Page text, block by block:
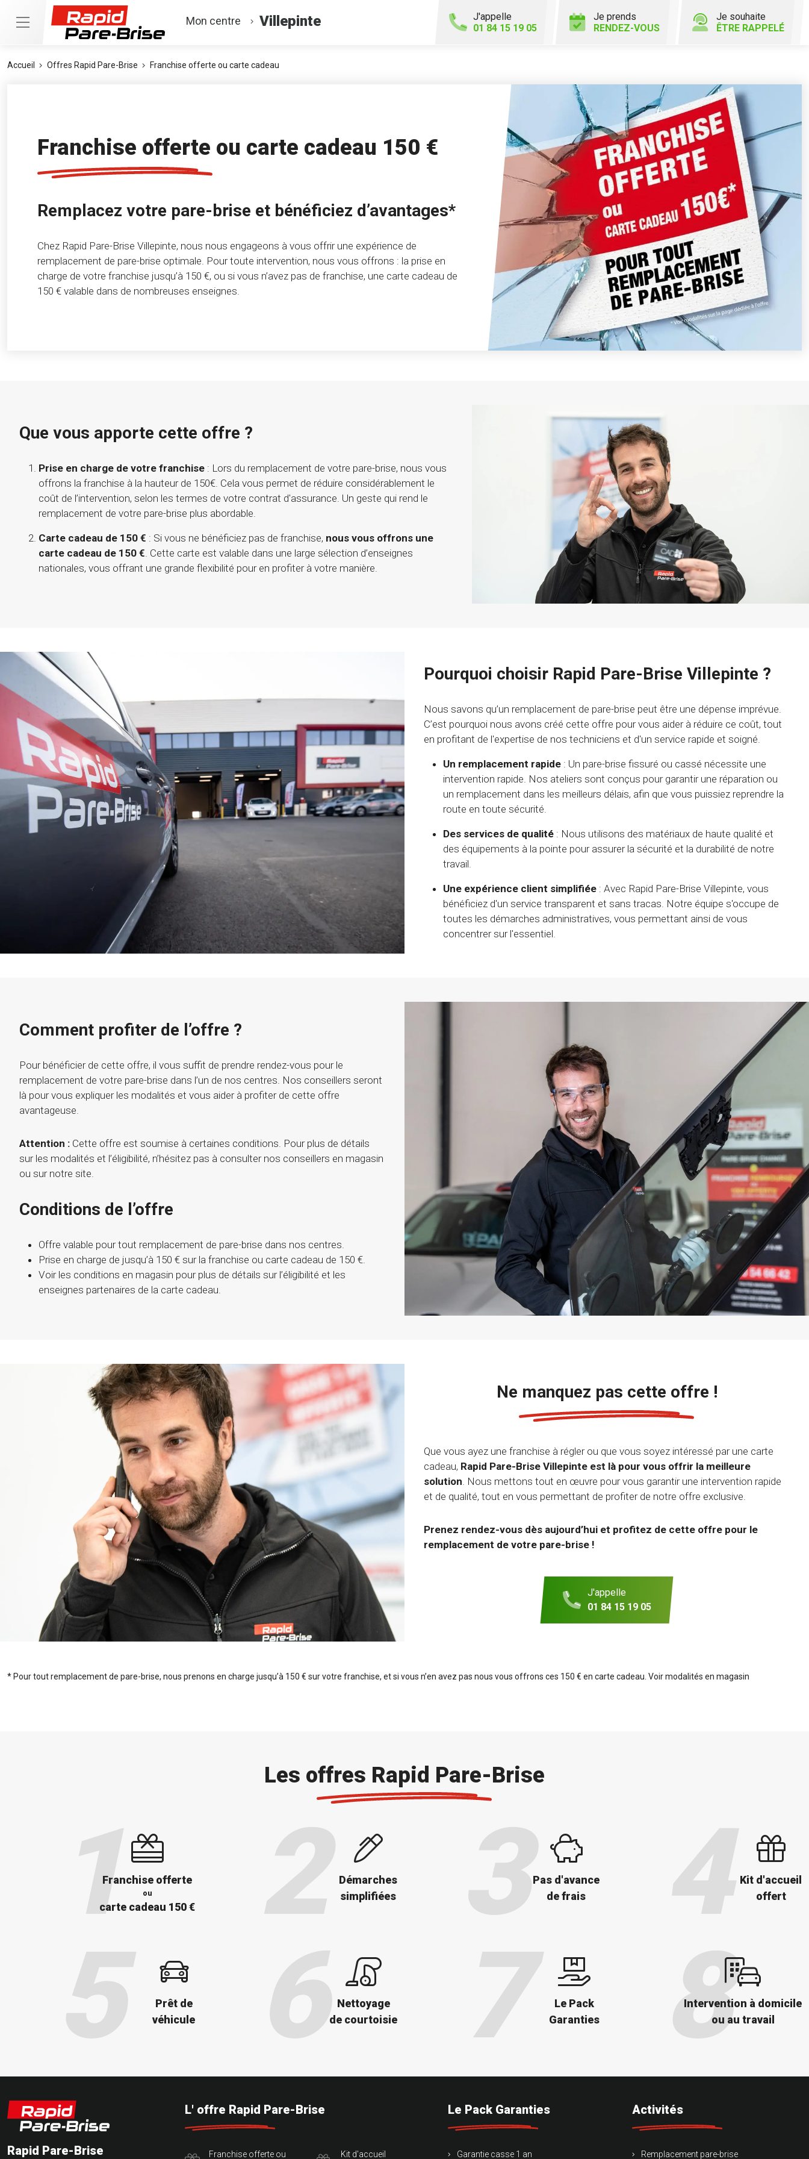
Mon centre Villepinte
J'appelle
01 84 15 19 05
Je prends
RENDEZ-VOUS
Je souhaite
ÊTRE RAPPELÉ
Accueil Offres Rapid Pare-Brise Franchise offerte ou carte cadeau
Franchise offerte ou carte cadeau 150 €
Remplacez votre pare-brise et bénéficiez d’avantages*
Chez Rapid Pare-Brise Villepinte, nous nous engageons à vous offrir une expérience de
remplacement de pare-brise optimale. Pour toute intervention, nous vous offrons : la prise en
charge de votre franchise jusqu’à 150 €, ou si vous n’avez pas de franchise, une carte cadeau de
150 € valable dans de nombreuses enseignes.
Que vous apporte cette offre ?
Prise en charge de votre franchise : Lors du remplacement de votre pare-brise, nous vous
offrons la franchise à la hauteur de 150€. Cela vous permet de réduire considérablement le
coût de l’intervention, selon les termes de votre contrat d'assurance. Un geste qui rend le
remplacement de votre pare-brise plus abordable.
Carte cadeau de 150 € : Si vous ne bénéficiez pas de franchise, nous vous offrons une
carte cadeau de 150 €. Cette carte est valable dans une large sélection d’enseignes
nationales, vous offrant une grande flexibilité pour en profiter à votre manière.
Pourquoi choisir Rapid Pare-Brise Villepinte ?
Nous savons qu’un remplacement de pare-brise peut être une dépense imprévue.
C’est pourquoi nous avons créé cette offre pour vous aider à réduire ce coût, tout
en profitant de l'expertise de nos techniciens et d'un service rapide et soigné.
Un remplacement rapide : Un pare-brise fissuré ou cassé nécessite une
intervention rapide. Nos ateliers sont conçus pour garantir une réparation ou
un remplacement dans les meilleurs délais, afin que vous puissiez reprendre la
route en toute sécurité.
Des services de qualité : Nous utilisons des matériaux de haute qualité et
des équipements à la pointe pour assurer la sécurité et la durabilité de notre
travail.
Une expérience client simplifiée : Avec Rapid Pare-Brise Villepinte, vous
bénéficiez d'un service transparent et sans tracas. Notre équipe s'occupe de
toutes les démarches administratives, vous permettant ainsi de vous
concentrer sur l'essentiel.
Comment profiter de l’offre ?
Pour bénéficier de cette offre, il vous suffit de prendre rendez-vous pour le
remplacement de votre pare-brise dans l’un de nos centres. Nos conseillers seront
là pour vous expliquer les modalités et vous aider à profiter de cette offre
avantageuse.
Attention : Cette offre est soumise à certaines conditions. Pour plus de détails
sur les modalités et l’éligibilité, n’hésitez pas à consulter nos conseillers en magasin
ou sur notre site.
Conditions de l’offre
Offre valable pour tout remplacement de pare-brise dans nos centres.
Prise en charge de jusqu’à 150 € sur la franchise ou carte cadeau de 150 €.
Voir les conditions en magasin pour plus de détails sur l’éligibilité et les
enseignes partenaires de la carte cadeau.
Ne manquez pas cette offre !
Que vous ayez une franchise à régler ou que vous soyez intéressé par une carte
cadeau, Rapid Pare-Brise Villepinte est là pour vous offrir la meilleure
solution. Nous mettons tout en œuvre pour vous garantir une intervention rapide
et de qualité, tout en vous permettant de profiter de notre offre exclusive.
Prenez rendez-vous dès aujourd’hui et profitez de cette offre pour le
remplacement de votre pare-brise !
J'appelle
01 84 15 19 05
* Pour tout remplacement de pare-brise, nous prenons en charge jusqu’à 150 € sur votre franchise, et si vous n’en avez pas nous vous offrons ces 150 € en carte cadeau. Voir modalités en magasin
Les offres Rapid Pare-Brise
Franchise offerte
ou
carte cadeau 150 €
Démarches
simplifiées
Pas d'avance
de frais
Kit d'accueil
offert
Prêt de
véhicule
Nettoyage
de courtoisie
Le Pack
Garanties
Intervention à domicile
ou au travail
Rapid Pare-Brise
L' offre Rapid Pare-Brise
Franchise offerte ou Kit d'accueil
Le Pack Garanties
Garantie casse 1 an
Activités
Remplacement pare-brise